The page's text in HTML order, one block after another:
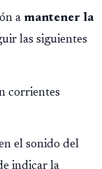
a mantener la
las siguientes
corrientes
el sonido del
indicar la